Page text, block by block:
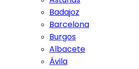
Badajoz
Barcelona
Burgos
Albacete
Ávila